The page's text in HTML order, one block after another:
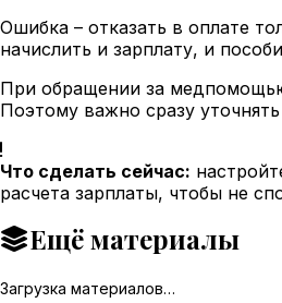
Ошибка – отказать в оплате
начислить и зарплату, и
При обращении за
Поэтому важно сразу
Что сделать сейчас:
расчета зарплаты, чтобы не
Ещё материалы
Загрузка материалов…